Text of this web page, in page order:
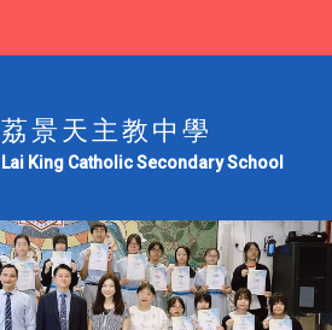
荔景天主教中學
Lai King Catholic Secondary School